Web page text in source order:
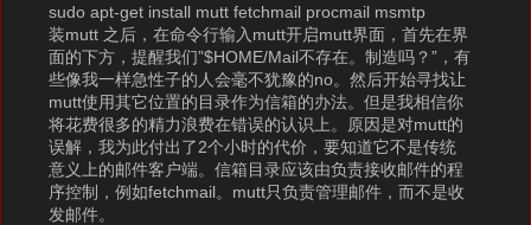
sudo apt-get install mutt fetchmail procmail msmtp
装mutt 之后，在命令行输入mutt开启mutt界面，首先在界
面的下方，提醒我们”$HOME/Mail不存在。制造吗？”，有
些像我一样急性子的人会毫不犹豫的no。然后开始寻找让
mutt使用其它位置的目录作为信箱的办法。但是我相信你
将花费很多的精力浪费在错误的认识上。原因是对mutt的
误解，我为此付出了2个小时的代价，要知道它不是传统
意义上的邮件客户端。信箱目录应该由负责接收邮件的程
序控制，例如fetchmail。mutt只负责管理邮件，而不是收
发邮件。